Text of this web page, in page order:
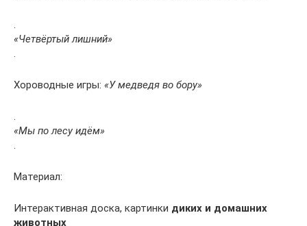
.
«Четвёртый лишний»
.
Хороводные игры: «У медведя во бору»
.
«Мы по лесу идём»
.
Материал:
Интерактивная доска, картинки диких и домашних
животных